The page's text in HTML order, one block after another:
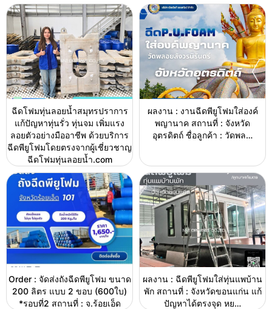
ฉีดโฟมทุ่นลอยน้ำสมุทรปราการ
แก้ปัญหาทุ่นรั่ว ทุ่นจม เพิ่มแรง
ลอยตัวอย่างมืออาชีพ ด้วยบริการ
ฉีดพียูโฟมโดยตรงจากผู้เชี่ยวชาญ
ฉีดโฟมทุ่นลอยน้ำ.com
ผลงาน : งานฉีดพียูโฟมใส่องค์
พญานาค สถานที่ : จังหวัด
อุตรดิตถ์ ชื่อลูกค้า : วัดพล…
Order : จัดส่งถังฉีดพียูโฟม ขนาด
200 ลิตร แบบ 2 ขอบ (600ใบ)
*รอบที่2 สถานที่ : จ.ร้อยเอ็ด
ผลงาน : ฉีดพียูโฟมใส่ทุ่นแพบ้าน
พัก สถานที่ : จังหวัดขอนแก่น แก้
ปัญหาได้ตรงจุด หย…